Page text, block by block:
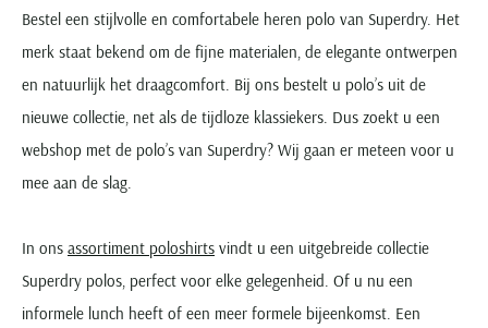
Bestel een stijlvolle en comfortabele heren polo van Superdry. Het
merk staat bekend om de fijne materialen, de elegante ontwerpen
en natuurlijk het draagcomfort. Bij ons bestelt u polo’s uit de
nieuwe collectie, net als de tijdloze klassiekers. Dus zoekt u een
webshop met de polo’s van Superdry? Wij gaan er meteen voor u
mee aan de slag.
In ons assortiment poloshirts vindt u een uitgebreide collectie
Superdry polos, perfect voor elke gelegenheid. Of u nu een
informele lunch heeft of een meer formele bijeenkomst. Een